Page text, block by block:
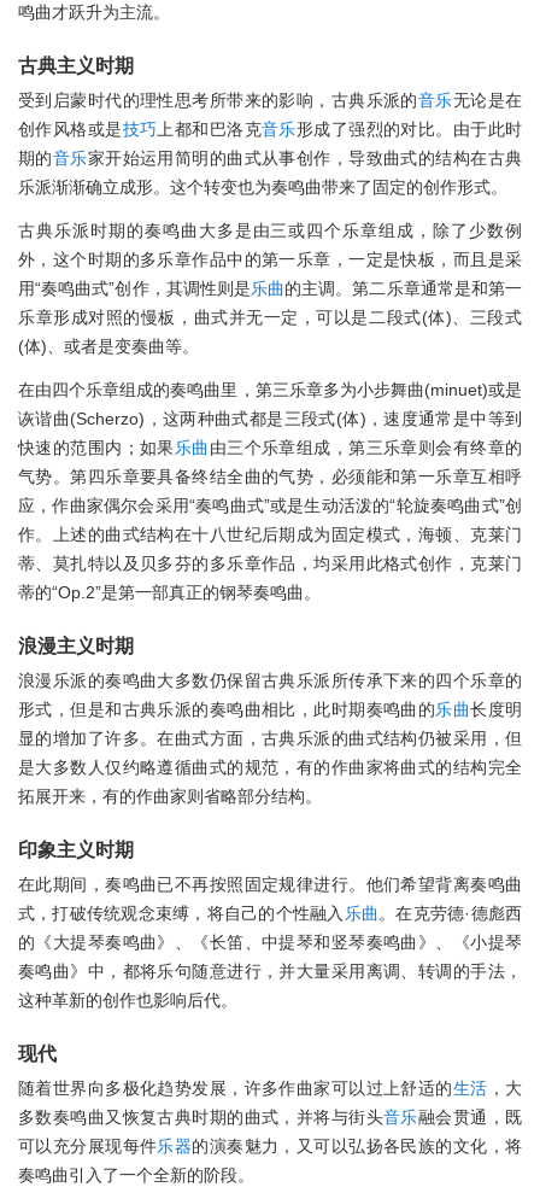
鸣曲才跃升为主流。
古典主义时期
受到启蒙时代的理性思考所带来的影响，古典乐派的音乐无论是在
创作风格或是技巧 上都和巴洛克音乐形成了强烈的对比。由于此时
期的音乐家开始运用简明的曲式从事创作，导致曲式的结构在古典
乐派渐渐确立成形。这个转变也为奏鸣曲带来了固定的创作形式。
古典乐派时期的奏鸣曲大多是由三或四个乐章组成，除了少数例
外，这个时期的多乐章作品中的第一乐章，一定是快板，而且是采
用“奏鸣曲式”创作，其调性则是乐曲的主调。第二乐章通常是和第一
乐章形成对照的慢板，曲式并无一定，可以是二段式(体)、三段式
(体)、或者是变奏曲等。
在由四个乐章组成的奏鸣曲里，第三乐章多为小步舞曲(minuet)或是
诙谐曲(Scherzo)，这两种曲式都是三段式(体)，速度通常是中等到
快速的范围内；如果乐曲 由三个乐章组成，第三乐章则会有终章的
气势。第四乐章要具备终结全曲的气势，必须能和第一乐章互相呼
应，作曲家偶尔会采用“奏鸣曲式”或是生动活泼的“轮旋奏鸣曲式”创
作。上述的曲式结构在十八世纪后期成为固定模式，海顿、克莱门
蒂、莫扎特以及贝多芬的多乐章作品，均采用此格式创作，克莱门
蒂的“Op.2”是第一部真正的钢琴奏鸣曲。
浪漫主义时期
浪漫乐派的奏鸣曲大多数仍保留古典乐派所传承下来的四个乐章的
形式，但是和古典乐派的奏鸣曲相比，此时期奏鸣曲的乐曲长度明
显的增加了许多。在曲式方面，古典乐派的曲式结构仍被采用，但
是大多数人仅约略遵循曲式的规范，有的作曲家将曲式的结构完全
拓展开来，有的作曲家则省略部分结构。
印象主义时期
在此期间，奏鸣曲已不再按照固定规律进行。他们希望背离奏鸣曲
式，打破传统观念束缚，将自己的个性融入 乐曲 。在克劳德·德彪西
的《大提琴奏鸣曲》、《长笛、中提琴和竖琴奏鸣曲》、《小提琴
奏鸣曲》中，都将乐句随意进行，并大量采用离调、转调的手法，
这种革新的创作也影响后代。
现代
随着世界向多极化趋势发展，许多作曲家可以过上舒适的生活 ，大
多数奏鸣曲又恢复古典时期的曲式，并将与街头音乐融会贯通，既
可以充分展现每件乐器的演奏魅力，又可以弘扬各民族的文化，将
奏鸣曲引入了一个全新的阶段。